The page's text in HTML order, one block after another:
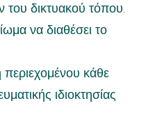
δικτυακού τόπου.
να διαθέσει το
κάθε
ιδιοκτησίας